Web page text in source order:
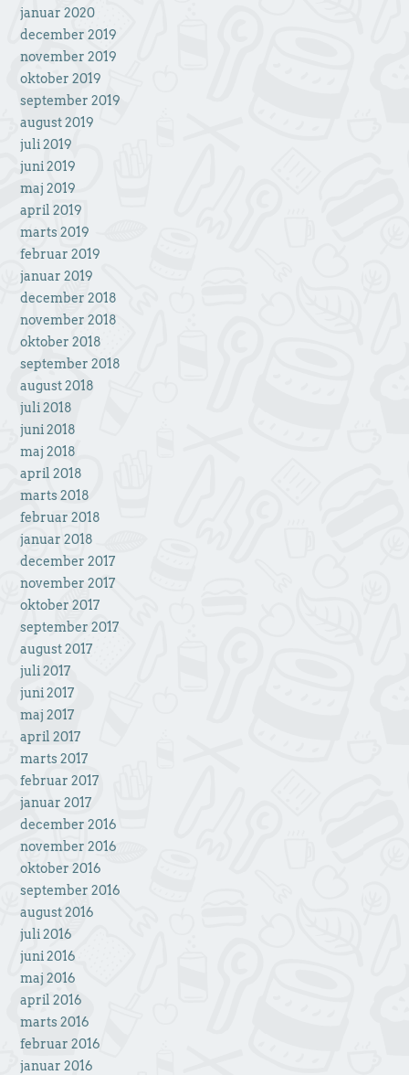
januar 2020
december 2019
november 2019
oktober 2019
september 2019
august 2019
juli 2019
juni 2019
maj 2019
april 2019
marts 2019
februar 2019
januar 2019
december 2018
november 2018
oktober 2018
september 2018
august 2018
juli 2018
juni 2018
maj 2018
april 2018
marts 2018
februar 2018
januar 2018
december 2017
november 2017
oktober 2017
september 2017
august 2017
juli 2017
juni 2017
maj 2017
april 2017
marts 2017
februar 2017
januar 2017
december 2016
november 2016
oktober 2016
september 2016
august 2016
juli 2016
juni 2016
maj 2016
april 2016
marts 2016
februar 2016
januar 2016